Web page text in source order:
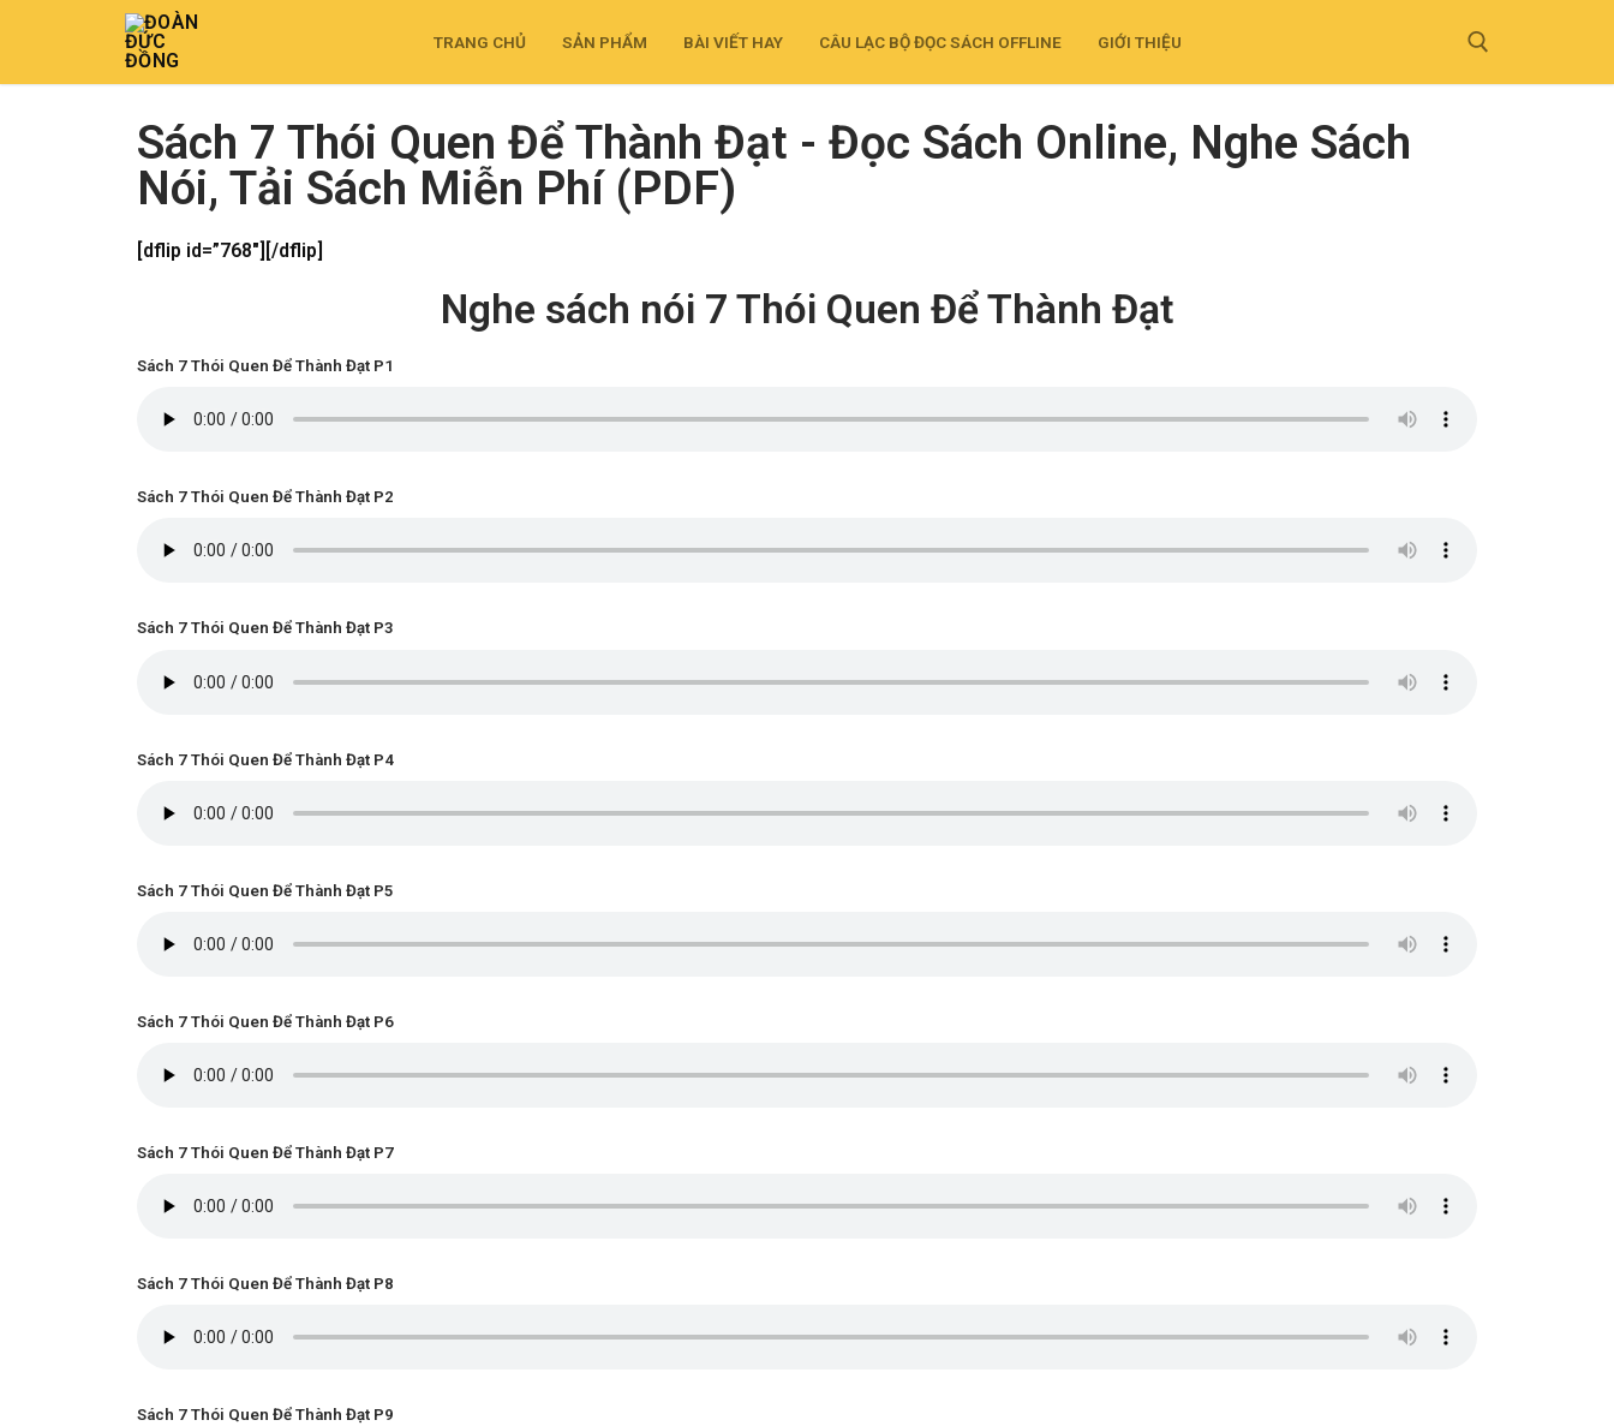
TRANG CHỦ SẢN PHẨM BÀI VIẾT HAY CÂU LẠC BỘ ĐỌC SÁCH OFFLINE GIỚI THIỆU
Sách 7 Thói Quen Để Thành Đạt - Đọc Sách Online, Nghe Sách
Nói, Tải Sách Miễn Phí (PDF)
[dflip id=”768″][/dflip]
Nghe sách nói 7 Thói Quen Để Thành Đạt
Sách 7 Thói Quen Để Thành Đạt P1
Sách 7 Thói Quen Để Thành Đạt P2
Sách 7 Thói Quen Để Thành Đạt P3
Sách 7 Thói Quen Để Thành Đạt P4
Sách 7 Thói Quen Để Thành Đạt P5
Sách 7 Thói Quen Để Thành Đạt P6
Sách 7 Thói Quen Để Thành Đạt P7
Sách 7 Thói Quen Để Thành Đạt P8
Sách 7 Thói Quen Để Thành Đạt P9